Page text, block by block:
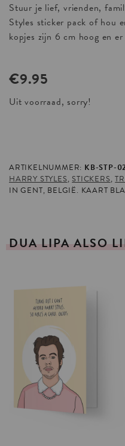
Stuur je lief, vrienden,
Styles sticker pack of hou
kopjes zijn 6 cm hoog en
€9.95
Uit voorraad, sorry!
ARTIKELNUMMER: KB-STP-02
HARRY STYLES,STICKERS,
IN GENT, BELGIË. KAART
DUA LIPA ALSO